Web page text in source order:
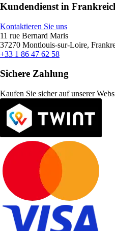
Kundendienst in
Kontaktieren Sie uns
11 rue Bernard Maris
37270 Montlouis-sur-Loire,
+33 1 86 47 62 58
Sichere Zahlung
Kaufen Sie sicher auf unserer